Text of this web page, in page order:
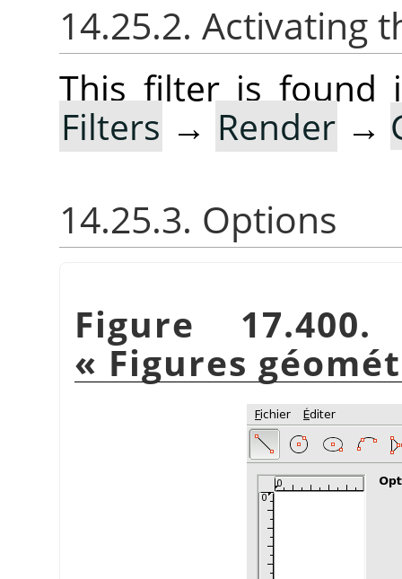
14.25.2. Activating
This filter is found
Filters → Render →
14.25.3. Options
Figure
« Figures